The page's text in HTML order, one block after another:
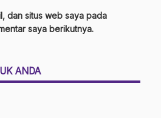
dan situs web saya pada
saya berikutnya.
ANDA